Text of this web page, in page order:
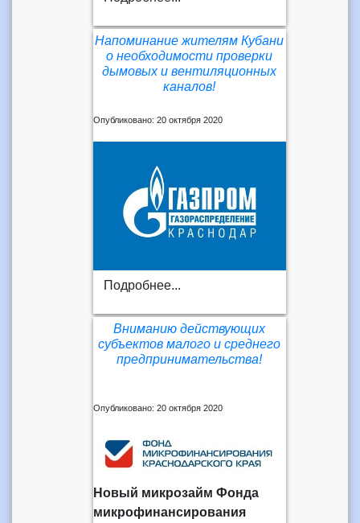
Напоминание жителям Кубани
о необходимости проверки
дымовых и вентиляционных
каналов!
Опубликовано: 20 октября 2020
Подробнее...
Вниманию действующих
субъектов малого и среднего
предпринимательства!
Опубликовано: 20 октября 2020
Новый микрозайм Фонда
микрофинансирования